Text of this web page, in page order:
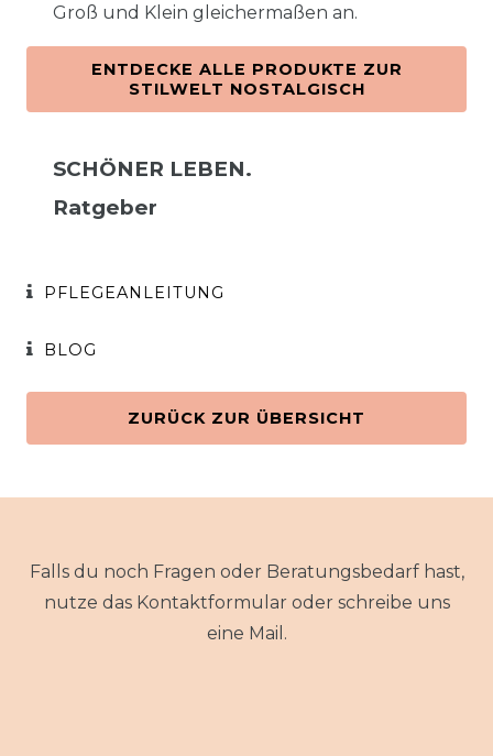
Groß und Klein gleichermaßen an.
ENTDECKE ALLE PRODUKTE ZUR
STILWELT NOSTALGISCH
SCHÖNER LEBEN.
Ratgeber
PFLEGEANLEITUNG
BLOG
ZURÜCK ZUR ÜBERSICHT
Falls du noch Fragen oder Beratungsbedarf hast,
nutze das Kontaktformular oder schreibe uns
eine Mail.